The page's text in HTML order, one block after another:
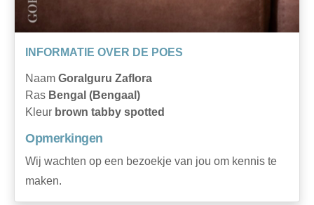
INFORMATIE OVER DE POES
Naam Goralguru Zaflora
Ras Bengal (Bengaal)
Kleur brown tabby spotted
Opmerkingen
Wij wachten op een bezoekje van jou om kennis te
maken.